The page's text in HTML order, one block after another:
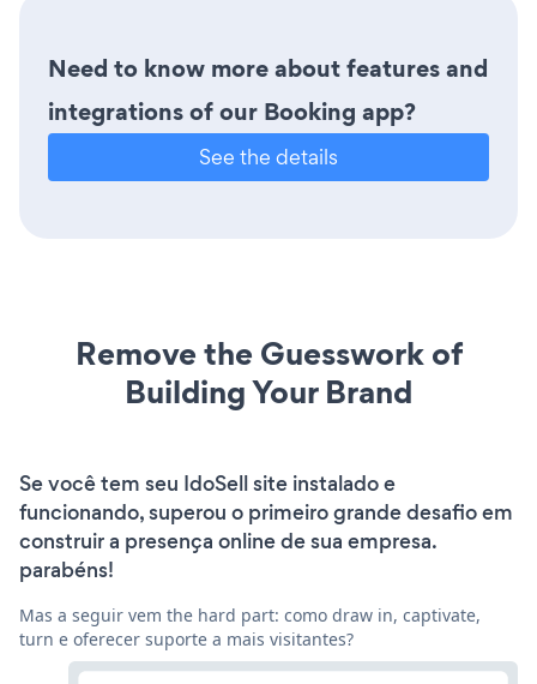
Need to know more about features and
integrations of our Booking app?
See the details
Remove the Guesswork of
Building Your Brand
Se você tem seu IdoSell site instalado e
funcionando, superou o primeiro grande desafio em
construir a presença online de sua empresa.
parabéns!
Mas a seguir vem the hard part: como draw in, captivate,
turn e oferecer suporte a mais visitantes?